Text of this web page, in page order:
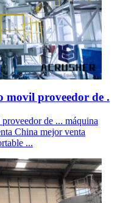
movil proveedor de .
de ... máquina
China mejor venta
...